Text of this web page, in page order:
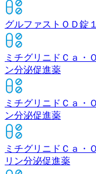
グルファストＯＤ錠
ミチグリニドＣａ・
ン分泌促進薬
ミチグリニドＣａ・
ン分泌促進薬
ミチグリニドＣａ・
リン分泌促進薬